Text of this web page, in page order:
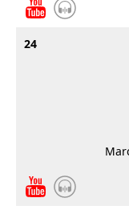
24